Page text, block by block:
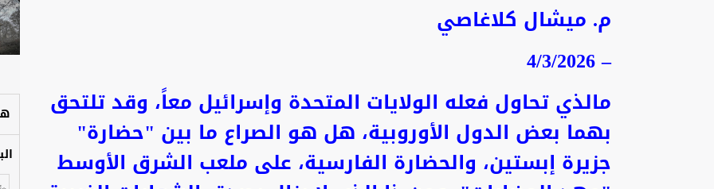
م. ميشال كلاغاصي
– 4/3/2026
مالذي تحاول فعله الولايات المتحدة وإسرائيل معاً، وقد تلتحق
بهما بعض الدول الأوروبية، هل هو الصراع ما بين "حضارة"
جزيرة إبستين، والحضارة الفارسية، على ملعب الشرق الأوسط